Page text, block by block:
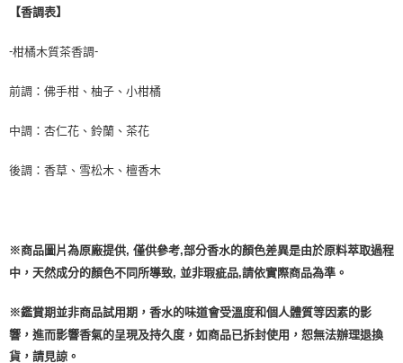
【香調表】
-柑橘木質茶香調-
前調：佛手柑、柚子、小柑橘
中調：杏仁花、鈴蘭、茶花
後調：香草、雪松木、檀香木
※商品圖片為原廠提供, 僅供參考,部分香水的顏色差異是由於原料萃取過程
中，天然成分的顏色不同所導致, 並非瑕疵品,請依實際商品為準。
※鑑賞期並非商品試用期，香水的味道會受溫度和個人體質等因素的影
響，進而影響香氣的呈現及持久度，如商品已拆封使用，恕無法辦理退換
貨，請見諒。